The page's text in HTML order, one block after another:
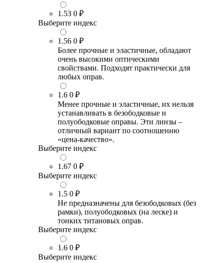
1.53 0 ₽
Выберите индекс
1.56 0 ₽
Более прочные и эластичные, обладают
очень высокими оптическими
свойствами. Подходят практически для
любых оправ.
1.6 0 ₽
Менее прочные и эластичные, их нельзя
устанавливать в безободковые и
полуободковые оправы. Эти линзы –
отличный вариант по соотношению
«цена-качество».
Выберите индекс
1.67 0 ₽
Выберите индекс
1.5 0 ₽
Не предназначены для безободковых (без
рамки), полуободковых (на леске) и
тонких титановых оправ.
Выберите индекс
1.6 0 ₽
Выберите индекс